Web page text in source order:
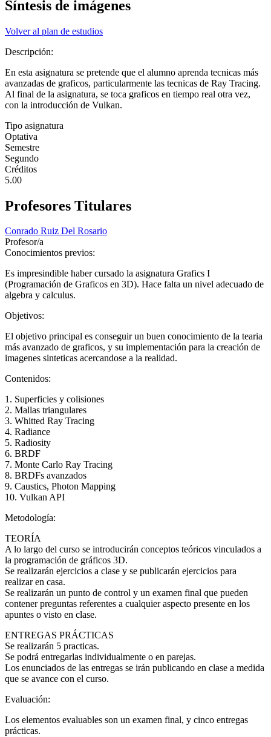
Síntesis de imágenes
Volver al plan de estudios
Descripción:
En esta asignatura se pretende que el alumno aprenda tecnicas más
avanzadas de graficos, particularmente las tecnicas de Ray Tracing.
Al final de la asignatura, se toca graficos en tiempo real otra vez,
con la introducción de Vulkan.
Tipo asignatura
Optativa
Semestre
Segundo
Créditos
5.00
Profesores Titulares
Conrado Ruiz Del Rosario
Profesor/a
Conocimientos previos:
Es impresindible haber cursado la asignatura Grafics I
(Programación de Graficos en 3D). Hace falta un nivel adecuado de
algebra y calculus.
Objetivos:
El objetivo principal es conseguir un buen conocimiento de la tearia
más avanzado de graficos, y su implementación para la creación de
imagenes sinteticas acercandose a la realidad.
Contenidos:
1. Superficies y colisiones
2. Mallas triangulares
3. Whitted Ray Tracing
4. Radiance
5. Radiosity
6. BRDF
7. Monte Carlo Ray Tracing
8. BRDFs avanzados
9. Caustics, Photon Mapping
10. Vulkan API
Metodología:
TEORÍA
A lo largo del curso se introducirán conceptos teóricos vinculados a
la programación de gráficos 3D.
Se realizarán ejercicios a clase y se publicarán ejercicios para
realizar en casa.
Se realizarán un punto de control y un examen final que pueden
contener preguntas referentes a cualquier aspecto presente en los
apuntes o visto en clase.
ENTREGAS PRÁCTICAS
Se realizarán 5 practicas.
Se podrá entregarlas individualmente o en parejas.
Los enunciados de las entregas se irán publicando en clase a medida
que se avance con el curso.
Evaluación:
Los elementos evaluables son un examen final, y cinco entregas
prácticas.